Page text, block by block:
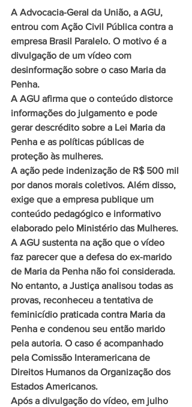
A Advocacia-Geral da União, a AGU,
entrou com Ação Civil Pública contra a
empresa Brasil Paralelo. O motivo é a
divulgação de um vídeo com
desinformação sobre o caso Maria da
Penha.
A AGU afirma que o conteúdo distorce
informações do julgamento e pode
gerar descrédito sobre a Lei Maria da
Penha e as políticas públicas de
proteção às mulheres.
A ação pede indenização de R$ 500 mil
por danos morais coletivos. Além disso,
exige que a empresa publique um
conteúdo pedagógico e informativo
elaborado pelo Ministério das Mulheres.
A AGU sustenta na ação que o vídeo
faz parecer que a defesa do ex-marido
de Maria da Penha não foi considerada.
No entanto, a Justiça analisou todas as
provas, reconheceu a tentativa de
feminicídio praticada contra Maria da
Penha e condenou seu então marido
pela autoria. O caso é acompanhado
pela Comissão Interamericana de
Direitos Humanos da Organização dos
Estados Americanos.
Após a divulgação do vídeo, em julho